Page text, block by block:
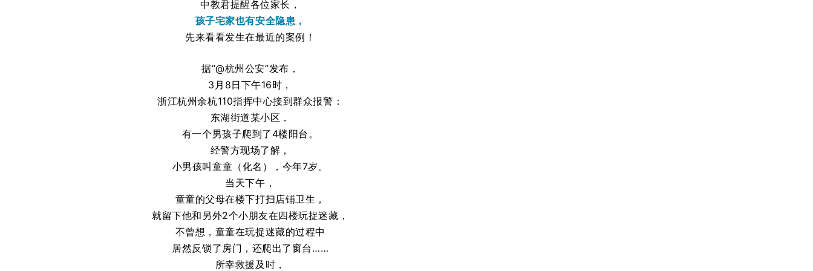
中教君提醒各位家长，
孩子宅家也有安全隐患，
先来看看发生在最近的案例！
据“@杭州公安”发布，
3月8日下午16时，
浙江杭州余杭110指挥中心接到群众报警：
东湖街道某小区，
有一个男孩子爬到了4楼阳台。
经警方现场了解，
小男孩叫童童（化名），今年7岁。
当天下午，
童童的父母在楼下打扫店铺卫生，
就留下他和另外2个小朋友在四楼玩捉迷藏，
不曾想，童童在玩捉迷藏的过程中
居然反锁了房门，还爬出了窗台……
所幸救援及时，